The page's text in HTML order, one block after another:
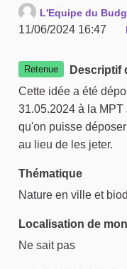
L'Equipe du
11/06/2024 16:47
Retenue
Descriptif
Cette idée a été
31.05.2024 à la
qu'on puisse
au lieu de les jeter.
Thématique
Nature en ville et
Localisation de
Ne sait pas